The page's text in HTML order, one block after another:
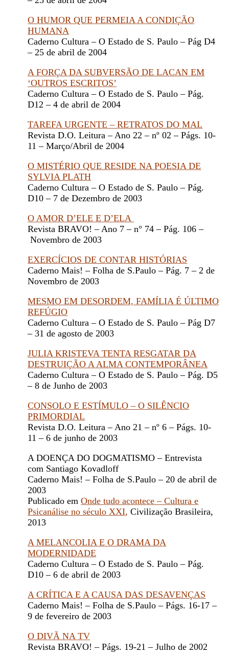
O HUMOR QUE PERMEIA A CONDIÇÃO
HUMANA
Caderno Cultura – O Estado de S. Paulo – Pág D4
– 25 de abril de 2004
A FORÇA DA SUBVERSÃO DE LACAN EM
‘OUTROS ESCRITOS’
Caderno Cultura – O Estado de S. Paulo – Pág.
D12 – 4 de abril de 2004
TAREFA URGENTE – RETRATOS DO MAL
Revista D.O. Leitura – Ano 22 – nº 02 – Págs. 10-
11 – Março/Abril de 2004
O MISTÉRIO QUE RESIDE NA POESIA DE
SYLVIA PLATH
Caderno Cultura – O Estado de S. Paulo – Pág.
D10 – 7 de Dezembro de 2003
O AMOR D’ELE E D’ELA
Revista BRAVO! – Ano 7 – n° 74 – Pág. 106 –
Novembro de 2003
EXERCÍCIOS DE CONTAR HISTÓRIAS
Caderno Mais! – Folha de S.Paulo – Pág. 7 – 2 de
Novembro de 2003
MESMO EM DESORDEM, FAMÍLIA É ÚLTIMO
REFÚGIO
Caderno Cultura – O Estado de S. Paulo – Pág D7
– 31 de agosto de 2003
JULIA KRISTEVA TENTA RESGATAR DA
DESTRUIÇÃO A ALMA CONTEMPORÂNEA
Caderno Cultura – O Estado de S. Paulo – Pág. D5
– 8 de Junho de 2003
CONSOLO E ESTÍMULO – O SILÊNCIO
PRIMORDIAL
Revista D.O. Leitura – Ano 21 – nº 6 – Págs. 10-
11 – 6 de junho de 2003
A DOENÇA DO DOGMATISMO – Entrevista
com Santiago Kovadloff
Caderno Mais! – Folha de S.Paulo – 20 de abril de
2003
Publicado emOnde tudo acontece – Cultura e
Psicanálise no século XXI, Civilização Brasileira,
2013
A MELANCOLIA E O DRAMA DA
MODERNIDADE
Caderno Cultura – O Estado de S. Paulo – Pág.
D10 – 6 de abril de 2003
A CRÍTICA E A CAUSA DAS DESAVENÇAS
Caderno Mais! – Folha de S.Paulo – Págs. 16-17 –
9 de fevereiro de 2003
O DIVÃ NA TV
Revista BRAVO! – Págs. 19-21 – Julho de 2002